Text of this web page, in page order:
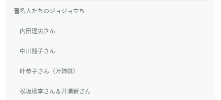
著名人たちのジョジョ立ち
内田理央さん
中川翔子さん
叶恭子さん（叶姉妹）
松坂桃李さん＆井浦新さん